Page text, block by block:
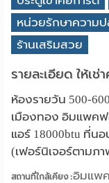
หน่วยรักษาความ
ร้านเสริมสวย
รายละเอียด ให้เ
ห้องรายวัน 500-
เมืองทอง อิมแพคฟ
แอร์ 18000btu ที่น
(เฟอร์นิเจอร์ตามภ
สถานที่ใกล้เคียง :อิมแพค